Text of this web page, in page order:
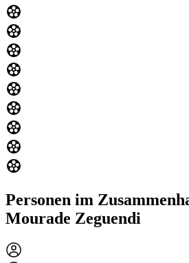
Personen im
Mourade Zeguendi